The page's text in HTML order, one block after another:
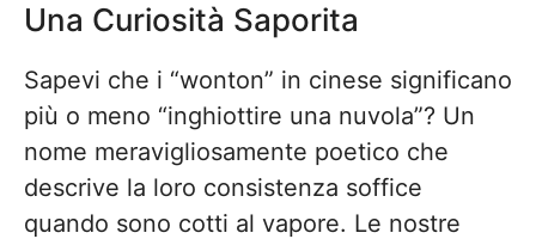
Una Curiosità Saporita
Sapevi che i “wonton” in cinese significano
più o meno “inghiottire una nuvola”? Un
nome meravigliosamente poetico che
descrive la loro consistenza soffice
quando sono cotti al vapore. Le nostre